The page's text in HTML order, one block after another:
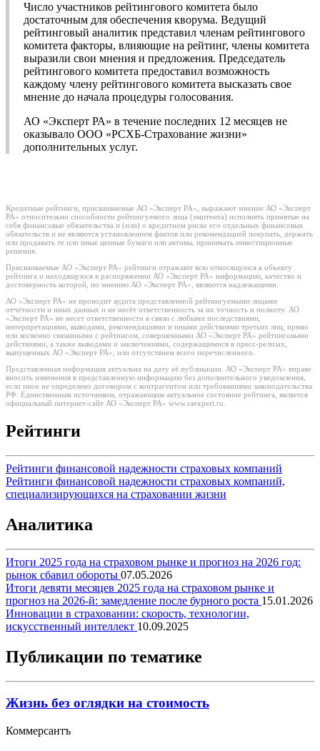
Число участников рейтингового комитета было
достаточным для обеспечения кворума. Ведущий
рейтинговый аналитик представил членам рейтингового
комитета факторы, влияющие на рейтинг, члены комитета
выразили свои мнения и предложения. Председатель
рейтингового комитета предоставил возможность
каждому члену рейтингового комитета высказать свое
мнение до начала процедуры голосования.
АО «Эксперт РА» в течение последних 12 месяцев не
оказывало ООО «РСХБ-Страхование жизни»
дополнительных услуг.
Кредитные рейтинги, присваиваемые АО «Эксперт РА», выражают мнение АО «Эксперт
РА» относительно способности рейтингуемого лица (эмитента) исполнять принятые на
себя финансовые обязательства и (или) о кредитном риске его отдельных финансовых
обязательств и не являются установлением фактов или рекомендацией покупать, держать
или продавать те или иные ценные бумаги или активы, принимать инвестиционные
решения.
Присваиваемые АО «Эксперт РА» рейтинги отражают всю относящуюся к объекту
рейтинга и находящуюся в распоряжении АО «Эксперт РА» информацию, качество и
достоверность которой, по мнению АО «Эксперт РА», являются надлежащими.
АО «Эксперт РА» не проводит аудита представленной рейтингуемыми лицами
отчётности и иных данных и не несёт ответственность за их точность и полноту. АО
«Эксперт РА» не несет ответственности в связи с любыми последствиями,
интерпретациями, выводами, рекомендациями и иными действиями третьих лиц, прямо
или косвенно связанными с рейтингом, совершенными АО «Эксперт РА» рейтинговыми
действиями, а также выводами и заключениями, содержащимися в пресс-релизах,
выпущенных АО «Эксперт РА», или отсутствием всего перечисленного.
Представленная информация актуальна на дату её публикации. АО «Эксперт РА» вправе
вносить изменения в представленную информацию без дополнительного уведомления,
если иное не определено договором с контрагентом или требованиями законодательства
РФ. Единственным источником, отражающим актуальное состояние рейтинга, является
официальный интернет-сайт АО «Эксперт РА» www.raexpert.ru.
Рейтинги
Рейтинги финансовой надежности страховых компаний
Рейтинги финансовой надежности страховых компаний,
специализирующихся на страховании жизни
Аналитика
Итоги 2025 года на страховом рынке и прогноз на 2026 год:
рынок сбавил обороты 07.05.2026
Итоги девяти месяцев 2025 года на страховом рынке и
прогноз на 2026-й: замедление после бурного роста 15.01.2026
Инновации в страховании: скорость, технологии,
искусственный интеллект 10.09.2025
Публикации по тематике
Жизнь без оглядки на стоимость
Коммерсантъ